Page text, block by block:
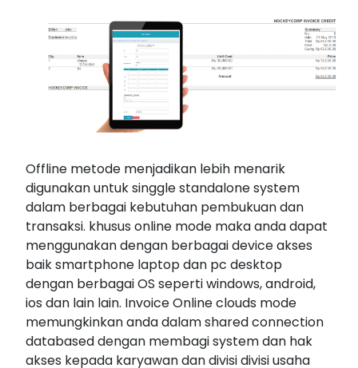
Offline metode menjadikan lebih menarik
digunakan untuk singgle standalone system
dalam berbagai kebutuhan pembukuan dan
transaksi. khusus online mode maka anda dapat
menggunakan dengan berbagai device akses
baik smartphone laptop dan pc desktop
dengan berbagai OS seperti windows, android,
ios dan lain lain. Invoice Online clouds mode
memungkinkan anda dalam shared connection
databased dengan membagi system dan hak
akses kepada karyawan dan divisi divisi usaha